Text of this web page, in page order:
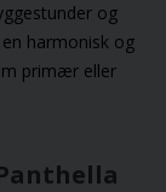
og
harmonisk og
primær eller